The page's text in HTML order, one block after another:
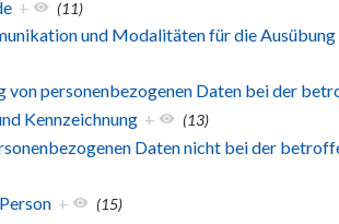
+ (11)
und Modalitäten für die
personenbezogenen Daten bei der
Kennzeichnung + (13)
Daten nicht bei der
+ (15)